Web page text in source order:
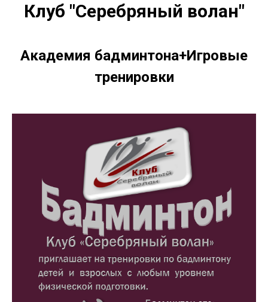
Клуб "Серебряный волан"
Академия бадминтона+Игровые
тренировки